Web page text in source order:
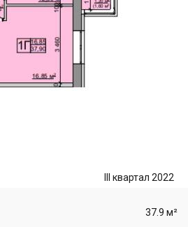
III квартал 2022
37.9 м²